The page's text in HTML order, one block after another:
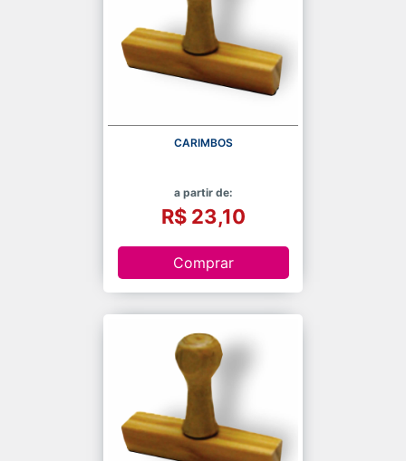
CARIMBOS
a partir de:
R$ 23,10
Comprar